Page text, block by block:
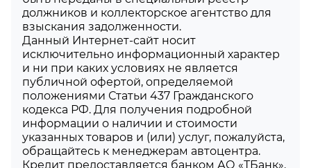
должников и коллекторское агентство для
взыскания задолженности.
Данный Интернет-сайт носит
исключительно информационный характер
и ни при каких условиях не является
публичной офертой, определяемой
положениями Статьи 437 Гражданского
кодекса РФ. Для получения подробной
информации о наличии и стоимости
указанных товаров и (или) услуг, пожалуйста,
обращайтесь к менеджерам автоцентра.
Кредит предоставляется банком АО «ТБанк».